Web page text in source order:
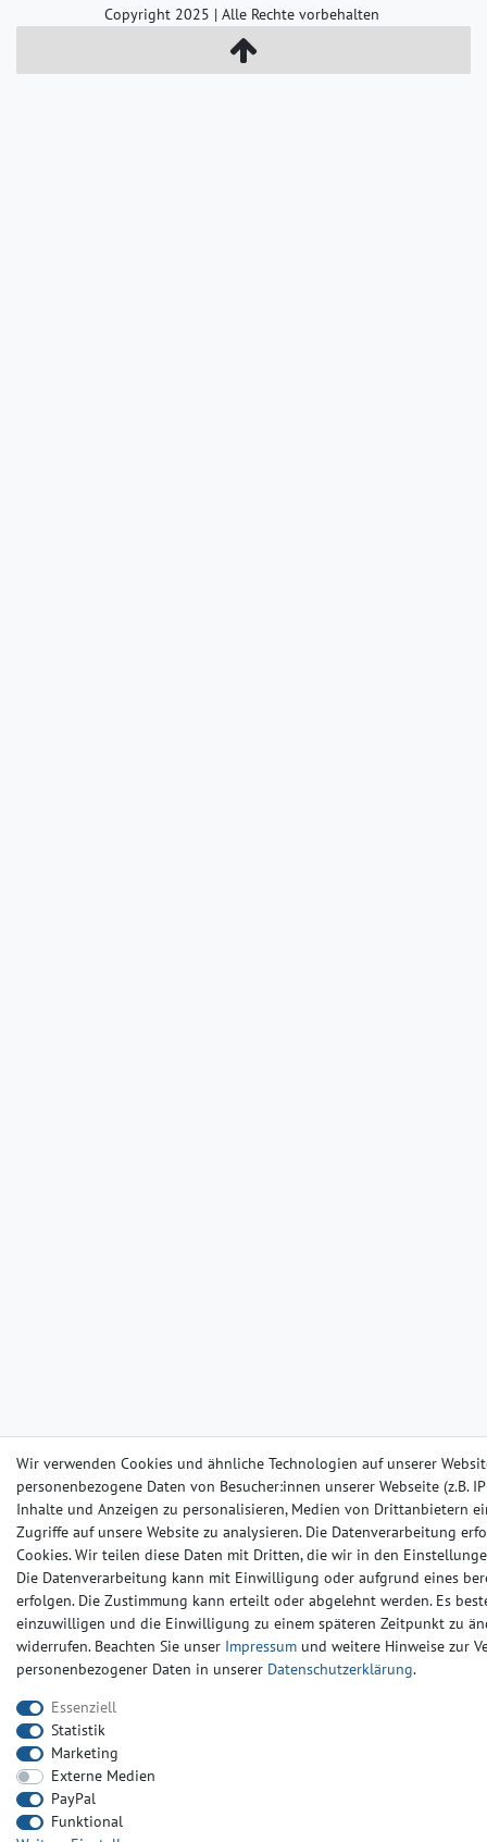
Copyright 2025 | Alle Rechte vorbehalten
Wir verwenden Cookies und ähnliche Technologien auf unserer
personenbezogene Daten von Besucher:innen unserer Webseite (z.B.
Inhalte und Anzeigen zu personalisieren, Medien von Drittanbietern
Zugriffe auf unsere Website zu analysieren. Die Datenverarbeitung
Cookies. Wir teilen diese Daten mit Dritten, die wir in den
Die Datenverarbeitung kann mit Einwilligung oder aufgrund eines
erfolgen. Die Zustimmung kann erteilt oder abgelehnt werden. Es
einzuwilligen und die Einwilligung zu einem späteren Zeitpunkt zu
widerrufen. Beachten Sie unser Impressum und weitere Hinweise zur
personenbezogener Daten in unserer Daten­schutz­erklärung.
Essenziell
Statistik
Marketing
Externe Medien
PayPal
Funktional